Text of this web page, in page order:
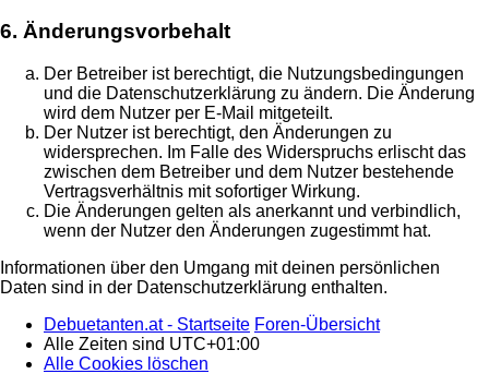
6. Änderungsvorbehalt
Der Betreiber ist berechtigt, die Nutzungsbedingungen
und die Datenschutzerklärung zu ändern. Die Änderung
wird dem Nutzer per E-Mail mitgeteilt.
Der Nutzer ist berechtigt, den Änderungen zu
widersprechen. Im Falle des Widerspruchs erlischt das
zwischen dem Betreiber und dem Nutzer bestehende
Vertragsverhältnis mit sofortiger Wirkung.
Die Änderungen gelten als anerkannt und verbindlich,
wenn der Nutzer den Änderungen zugestimmt hat.
Informationen über den Umgang mit deinen persönlichen
Daten sind in der Datenschutzerklärung enthalten.
Debuetanten.at - Startseite Foren-Übersicht
Alle Zeiten sind UTC+01:00
Alle Cookies löschen